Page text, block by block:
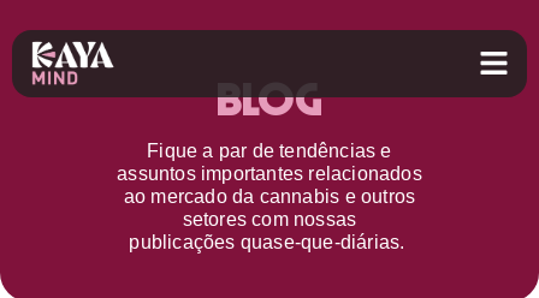
Blog
Fique a par detendências e
assuntos importantes relacionados
ao mercado da cannabis e outros
setorescom nossas
publicações quase-que-diárias.